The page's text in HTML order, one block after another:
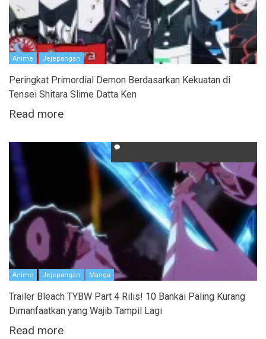
Anime Jejepangan
Peringkat Primordial Demon Berdasarkan Kekuatan di
Tensei Shitara Slime Datta Ken
Read more
Anime Jejepangan Manga
Trailer Bleach TYBW Part 4 Rilis! 10 Bankai Paling Kurang
Dimanfaatkan yang Wajib Tampil Lagi
Read more